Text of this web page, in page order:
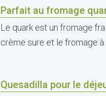
Parfait au fromage
Le quark est un fromage
crème sure et le fromage à
Quesadilla pour le